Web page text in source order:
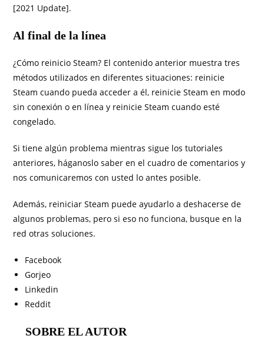
[2021 Update].
Al final de la línea
¿Cómo reinicio Steam? El contenido anterior muestra tres
métodos utilizados en diferentes situaciones: reinicie
Steam cuando pueda acceder a él, reinicie Steam en modo
sin conexión o en línea y reinicie Steam cuando esté
congelado.
Si tiene algún problema mientras sigue los tutoriales
anteriores, háganoslo saber en el cuadro de comentarios y
nos comunicaremos con usted lo antes posible.
Además, reiniciar Steam puede ayudarlo a deshacerse de
algunos problemas, pero si eso no funciona, busque en la
red otras soluciones.
Facebook
Gorjeo
Linkedin
Reddit
SOBRE EL AUTOR